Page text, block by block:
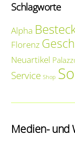
Schlagworte
Alpha
Florenz
Neuartikel
Service Shop
Medien- und